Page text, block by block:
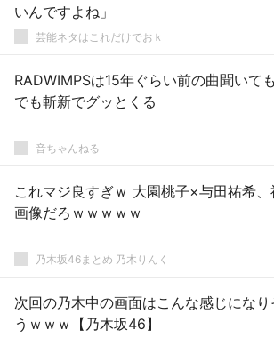
いんですよね」
芸能ネタはこれだけでおｋ
RADWIMPSは15年ぐらい前の曲聞いて
でも斬新でグッとくる
音ちゃんねる
これマジ良すぎｗ 大園桃子×与田祐希、
画像だろｗｗｗｗｗ
乃木坂46まとめ 乃木りんく
次回の乃木中の画面はこんな感じになり
うｗｗｗ【乃木坂46】